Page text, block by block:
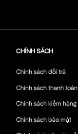
CHÍNH SÁCH
Chính sách đổi trả
Chính sách thanh toán
Chính sách kiểm hàng
Chính sách bảo mật